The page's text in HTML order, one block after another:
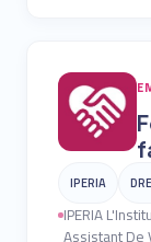
IPERIA
IPERIA
Assistant De